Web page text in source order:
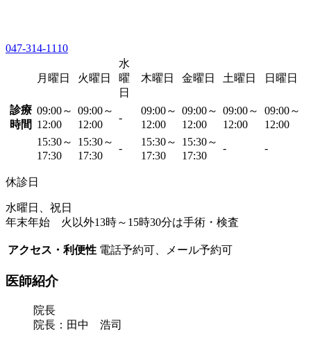
047-314-1110
月曜日 火曜日
水
曜
日
木曜日 金曜日 土曜日 日曜日
診療
時間
09:00～
12:00
09:00～
12:00
-
09:00～
12:00
09:00～
12:00
09:00～
12:00
09:00～
12:00
15:30～
17:30
15:30～
17:30
-
15:30～
17:30
15:30～
17:30
- -
休診日
水曜日、祝日
年末年始 火以外13時～15時30分は手術・検査
アクセス・利便性 電話予約可、メール予約可
医師紹介
院長
院長：田中 浩司